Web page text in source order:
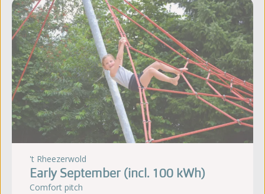
't Rheezerwold
Early September (incl. 100 kWh)
Comfort pitch